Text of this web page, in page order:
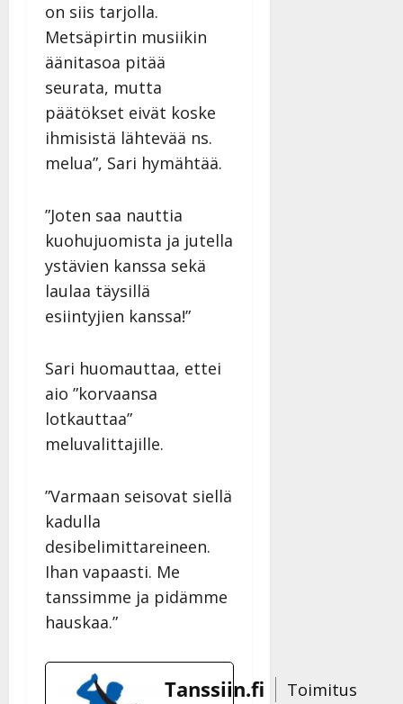
on siis tarjolla.
Metsäpirtin musiikin
äänitasoa pitää
seurata, mutta
päätökset eivät koske
ihmisistä lähtevää ns.
melua”, Sari hymähtää.
”Joten saa nauttia
kuohujuomista ja jutella
ystävien kanssa sekä
laulaa täysillä
esiintyjien kanssa!”
Sari huomauttaa, ettei
aio ”korvaansa
lotkauttaa”
meluvalittajille.
”Varmaan seisovat siellä
kadulla
desibelimittareineen.
Ihan vapaasti. Me
tanssimme ja pidämme
hauskaa.”
Tanssiin.fi
Toimitus